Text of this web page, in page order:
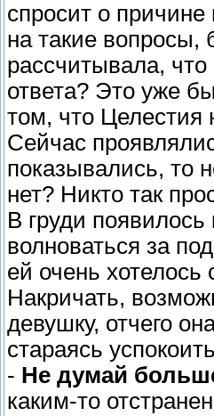
спросит о
на такие вопросы,
рассчитывала, что
ответа? Это уже
том, что Целестия
Сейчас
показывались, то
нет? Никто так
В груди появилось
волноваться за
ей очень
Накричать,
девушку, отчего
стараясь
- Не думай
каким-то